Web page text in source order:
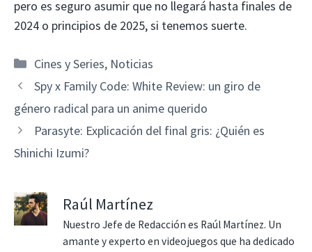
pero es seguro asumir que no llegará hasta finales de
2024 o principios de 2025, si tenemos suerte.
Categorías
Cines y Series, Noticias
Spy x Family Code: White Review: un giro de
género radical para un anime querido
Parasyte: Explicación del final gris: ¿Quién es
Shinichi Izumi?
Raúl Martínez
Nuestro Jefe de Redacción es Raúl Martínez. Un
amante y experto en videojuegos que ha dedicado